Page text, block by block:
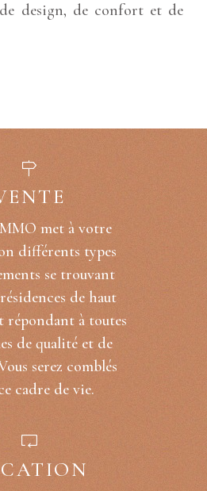
de design, de confort et de
met à votre
différents types
se trouvant
de haut
répondant à toutes
de qualité et de
serez comblés
cadre de vie.